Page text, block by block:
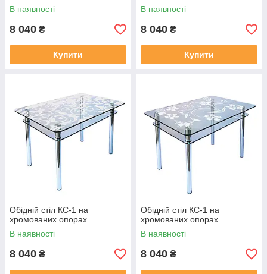
В наявності
8 040 ₴
Купити
В наявності
8 040 ₴
Купити
Обідній стіл КС-1 на
хромованих опорах
В наявності
8 040 ₴
Обідній стіл КС-1 на
хромованих опорах
В наявності
8 040 ₴